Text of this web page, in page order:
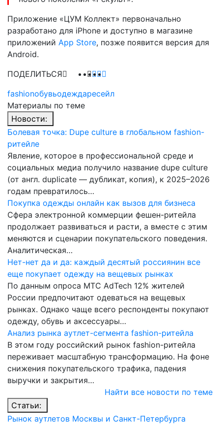
Приложение «ЦУМ Коллект» первоначально
разработано для iPhone и доступно в магазине
приложений App Store, позже появится версия для
Android.
fashionобувьодеждаресейл
ПОДЕЛИТЬСЯ
Материалы по теме
Новости:
Болевая точка: Dupe culture в глобальном fashion-
ритейле
Явление, которое в профессиональной среде и
социальных медиа получило название dupe culture
(от англ. duplicate — дубликат, копия), к 2025–2026
годам превратилось…
Покупка одежды онлайн как вызов для бизнеса
Сфера электронной коммерции фешен-ритейла
продолжает развиваться и расти, а вместе с этим
меняются и сценарии покупательского поведения.
Аналитическая…
Нет-нет да и да: каждый десятый россиянин все
еще покупает одежду на вещевых рынках
По данным опроса МТС AdTech 12% жителей
России предпочитают одеваться на вещевых
рынках. Однако чаще всего респонденты покупают
одежду, обувь и аксессуары…
Анализ рынка аутлет-сегмента fashion-ритейла
В этом году российский рынок fashion-ритейла
переживает масштабную трансформацию. На фоне
снижения покупательского трафика, падения
выручки и закрытия…
Найти все новости по теме
Статьи:
Рынок аутлетов Москвы и Санкт-Петербурга